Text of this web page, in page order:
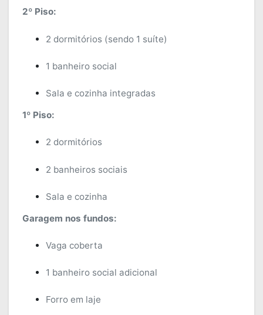
2º Piso:
2 dormitórios (sendo 1 suíte)
1 banheiro social
Sala e cozinha integradas
1º Piso:
2 dormitórios
2 banheiros sociais
Sala e cozinha
Garagem nos fundos:
Vaga coberta
1 banheiro social adicional
Forro em laje